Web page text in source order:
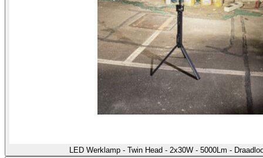
LED Werklamp - Twin Head - 2x30W - 5000Lm -